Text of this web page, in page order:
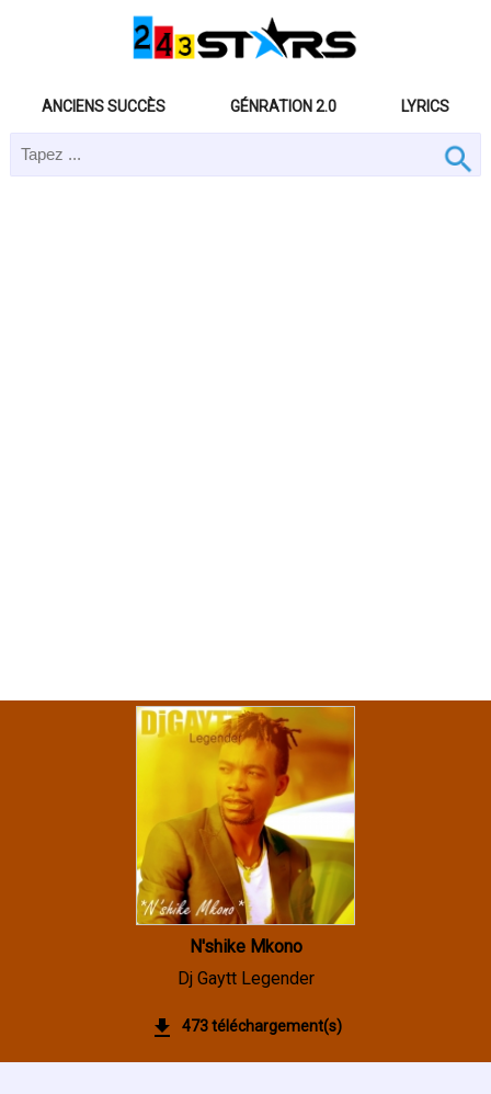
ANCIENS SUCCÈS GÉNRATION 2.0 LYRICS
N'shike Mkono
Dj Gaytt Legender
473 téléchargement(s)